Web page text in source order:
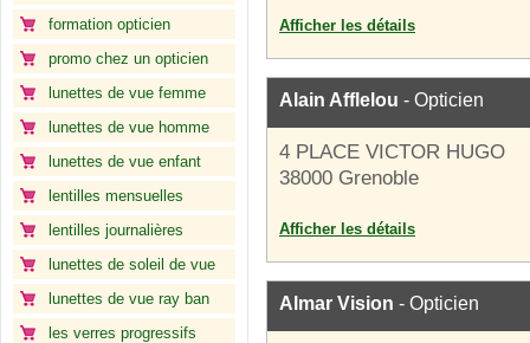
formation opticien
promo chez un opticien
lunettes de vue femme
lunettes de vue homme
lunettes de vue enfant
lentilles mensuelles
lentilles journalières
lunettes de soleil de vue
lunettes de vue ray ban
les verres progressifs
Afficher les détails
Alain Afflelou - Opticien
4 PLACE VICTOR HUGO
38000 Grenoble
Afficher les détails
Almar Vision - Opticien